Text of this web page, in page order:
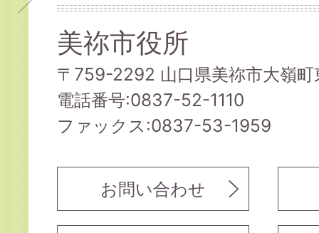
美祢市役所
〒759-2292 山口県美祢市大嶺
電話番号:0837-52-1110
ファックス:0837-53-1959
お問い合わせ